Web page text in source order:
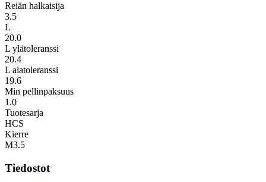
Reiän halkaisija
3.5
L
20.0
L ylätoleranssi
20.4
L alatoleranssi
19.6
Min pellinpaksuus
1.0
Tuotesarja
HCS
Kierre
M3.5
Tiedostot